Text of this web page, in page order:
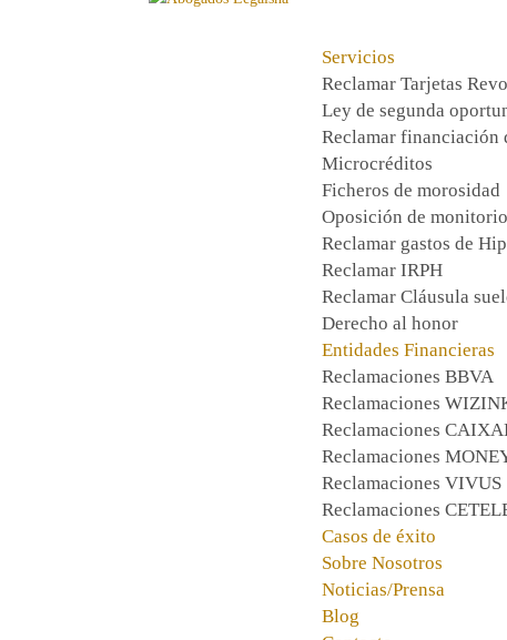
Servicios
Reclamar Tarjetas
Ley de segunda
Reclamar financiación
Microcréditos
Ficheros de morosidad
Oposición de monitorio
Reclamar gastos de
Reclamar IRPH
Reclamar Cláusula
Derecho al honor
Entidades Financieras
Reclamaciones BBVA
Reclamaciones
Reclamaciones
Reclamaciones
Reclamaciones VIVUS
Reclamaciones
Casos de éxito
Sobre Nosotros
Noticias/Prensa
Blog